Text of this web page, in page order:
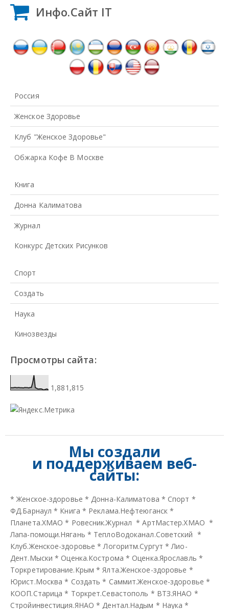
Инфо.Сайт IT
Россия
Женское Здоровье
Клуб "Женское Здоровье"
Обжарка Кофе В Москве
Книга
Донна Калиматова
Журнал
Конкурс Детских Рисунков
Спорт
Создать
Наука
Кинозвезды
Просмотры сайта:
1,881,815
Мы создали
и поддерживаем веб-
сайты:
*Женское-здоровье * Донна-Калиматова * Спорт *
ФД.Барнаул * Книга * Реклама.Нефтеюганск *
Планета.ХМАО * Ровесник.Журнал *АртМастер.ХМАО *
Лапа-помощи.Нягань * ТеплоВодоканал.Советский *
Клуб.Женское-здоровье * Логоритм.Сургут * Лио-
Дент.Мыски * Оценка.Кострома * Оценка.Ярославль *
Торкретирование.Крым * Ялта.Женское-здоровье *
Юрист.Москва * Создать * Саммит.Женское-здоровье *
КООП.Старица * Торкрет.Севастополь * ВТЗ.ЯНАО *
Стройинвестиция.ЯНАО * Дентал.Надым * Наука *